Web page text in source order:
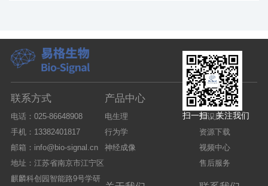
联系方式
电话：025-86648908
手机：13382401817
邮箱：info@bio-signal.cn
地址：江苏省南京市江宁区
麒麟科创园智能路9号学研
产品中心
电生理
行为学
神经成像
技术支持
知识库
资源下载
视频中心
售后服务
扫一扫，关注我们